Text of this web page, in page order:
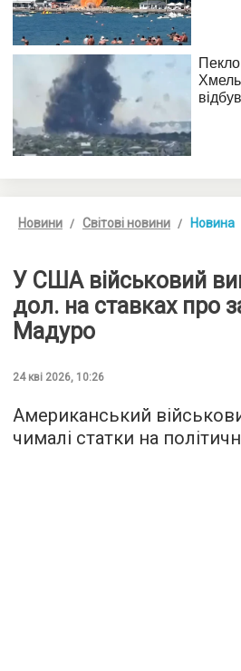
Новини Світові новини Новина
У США військовий
дол. на ставках про
Мадуро
24 кві 2026, 10:26
Американський
чималі статки на